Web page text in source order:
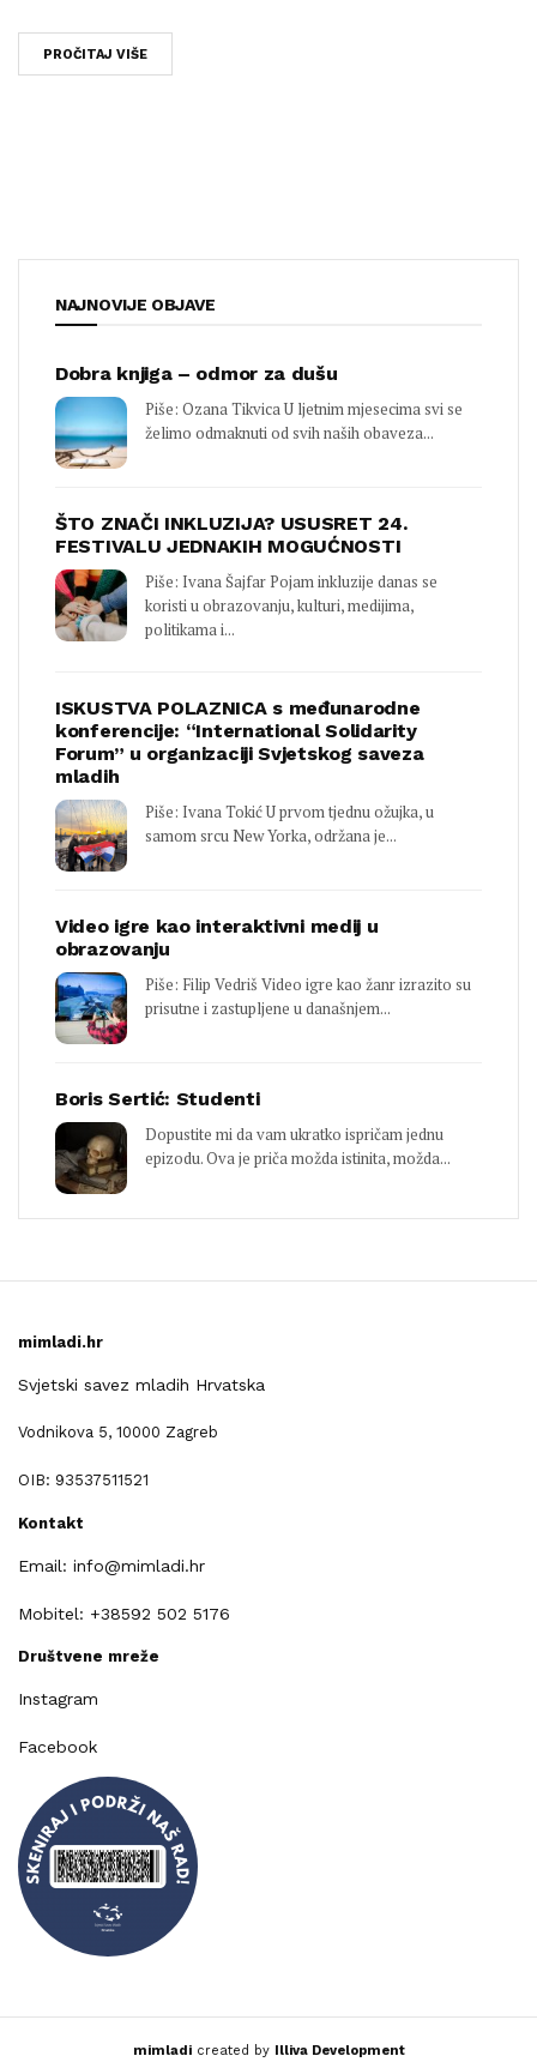
PROČITAJ VIŠE
NAJNOVIJE OBJAVE
Dobra knjiga – odmor za dušu
Piše: Ozana Tikvica U ljetnim mjesecima svi se
želimo odmaknuti od svih naših obaveza...
ŠTO ZNAČI INKLUZIJA? USUSRET 24.
FESTIVALU JEDNAKIH MOGUĆNOSTI
Piše: Ivana Šajfar Pojam inkluzije danas se
koristi u obrazovanju, kulturi, medijima,
politikama i...
ISKUSTVA POLAZNICA s međunarodne
konferencije: “International Solidarity
Forum” u organizaciji Svjetskog saveza
mladih
Piše: Ivana Tokić U prvom tjednu ožujka, u
samom srcu New Yorka, održana je...
Video igre kao interaktivni medij u
obrazovanju
Piše: Filip Vedriš Video igre kao žanr izrazito su
prisutne i zastupljene u današnjem...
Boris Sertić: Studenti
Dopustite mi da vam ukratko ispričam jednu
epizodu. Ova je priča možda istinita, možda...
mimladi.hr
Svjetski savez mladih Hrvatska
Vodnikova 5, 10000 Zagreb
OIB: 93537511521
Kontakt
Email: info@mimladi.hr
Mobitel: +38592 502 5176
Društvene mreže
Instagram
Facebook
mimladicreated by Illiva Development